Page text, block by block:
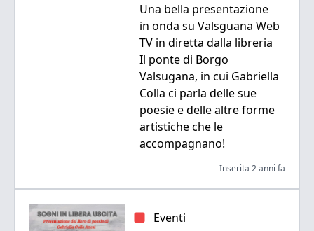
Una bella presentazione
in onda su Valsguana Web
TV in diretta dalla libreria
Il ponte di Borgo
Valsugana, in cui Gabriella
Colla ci parla delle sue
poesie e delle altre forme
artistiche che le
accompagnano!
Inserita 2 anni fa
Eventi